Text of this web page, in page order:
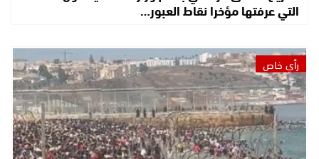
التي عرفتها مؤخرا نقاط العبور…
رأي خاص